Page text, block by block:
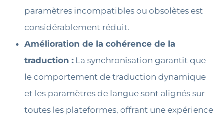
paramètres incompatibles ou obsolètes est
considérablement réduit.
Amélioration de la cohérence de la
traduction : La synchronisation garantit que
le comportement de traduction dynamique
et les paramètres de langue sont alignés sur
toutes les plateformes, offrant une expérience